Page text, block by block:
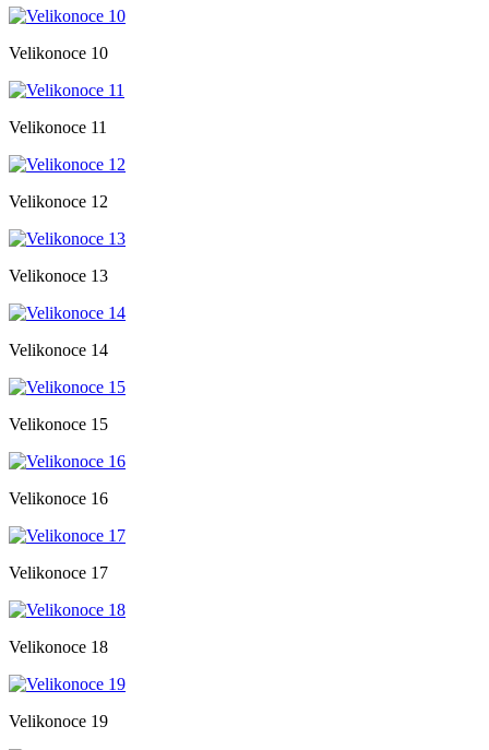
Velikonoce 10
Velikonoce 11
Velikonoce 12
Velikonoce 13
Velikonoce 14
Velikonoce 15
Velikonoce 16
Velikonoce 17
Velikonoce 18
Velikonoce 19